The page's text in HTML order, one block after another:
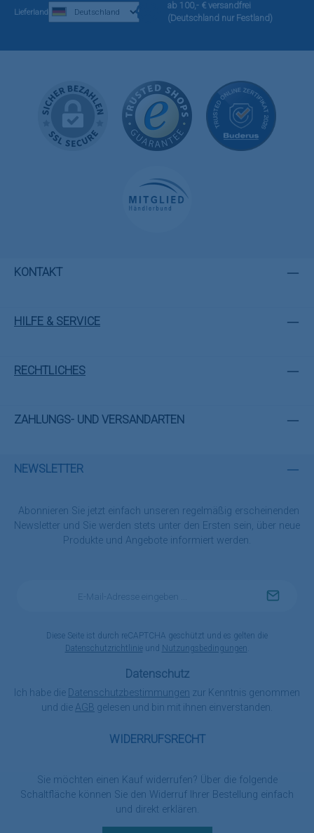
Lieferland
ab 100,- € versandfrei
(Deutschland nur Festland)
KONTAKT
HILFE & SERVICE
RECHTLICHES
ZAHLUNGS- UND VERSANDARTEN
WIDERRUFSRECHT
Sie möchten einen Kauf widerrufen? Über die folgende
Schaltfläche können Sie den Widerruf Ihrer Bestellung einfach
und direkt erklären.
NEWSLETTER
Abonnieren Sie jetzt einfach unseren regelmäßig erscheinenden
Newsletter und Sie werden stets unter den Ersten sein, über neue
Produkte und Angebote informiert werden.
Diese Seite ist durch reCAPTCHA geschützt und es gelten die
Datenschutzrichtlinieund Nutzungsbedingungen
Datenschutz
Ich habe die Datenschutzbestimmungen zur Kenntnis genommen
und die AGB gelesen und bin mit ihnen einverstanden.